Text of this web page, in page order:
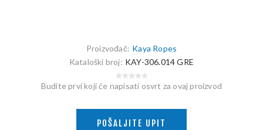
Proizvođač: Kaya Ropes
Kataloški broj: KAY-306.014 GRE
Budite prvi koji će napisati osvrt za ovaj proizvod
POŠALJITE UPIT